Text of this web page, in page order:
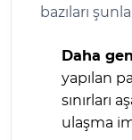
bazıları
Daha
yapılan
sınırları
ulaşma